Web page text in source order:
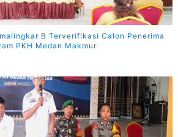
B Terverifikasi Calon Penerima
PKH Medan Makmur